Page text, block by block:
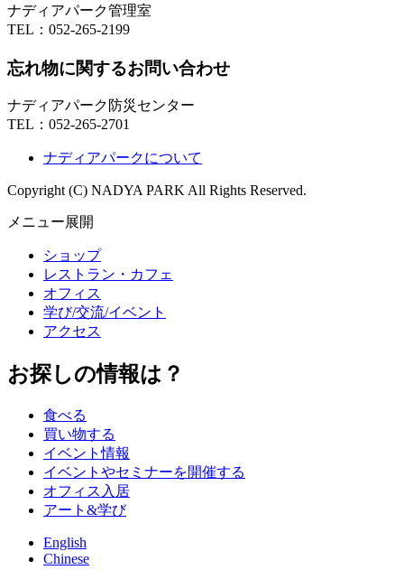
ナディアパーク管理室
TEL： 052-265-2199
忘れ物に関するお問い合わせ
ナディアパーク防災センター
TEL： 052-265-2701
ナディアパークについて
Copyright (C) NADYA PARK All Rights Reserved.
メニュー展開
ショップ
レストラン・カフェ
オフィス
学び/交流/イベント
アクセス
お探しの情報は？
食べる
買い物する
イベント情報
イベントやセミナーを開催する
オフィス入居
アート&学び
English
Chinese